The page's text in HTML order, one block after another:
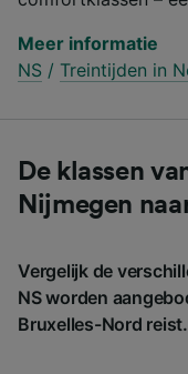
Meer informatie
NS / Treintijden in
De klassen
Nijmegen
Vergelijk de
NS worden
Bruxelles-Nord reist.